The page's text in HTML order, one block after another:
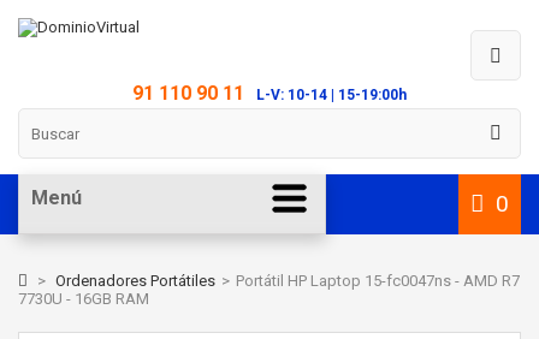
91 110 90 11 L-V: 10-14 | 15-19:00h
0
Menú
> Ordenadores Portátiles > Portátil HP Laptop 15-fc0047ns - AMD R7
7730U - 16GB RAM